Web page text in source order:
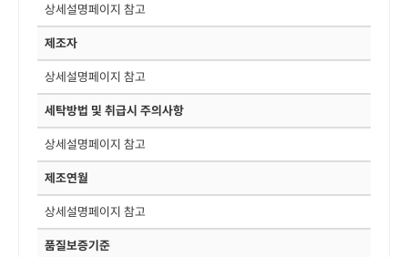
상세설명페이지 참고
제조자
상세설명페이지 참고
세탁방법 및 취급시 주의사항
상세설명페이지 참고
제조연월
상세설명페이지 참고
품질보증기준